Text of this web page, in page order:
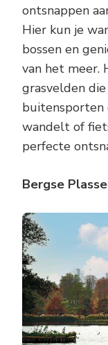
ontsnappen
Hier kun je
bossen en
van het
grasvelden
buitensporten
wandelt of
perfecte
Bergse